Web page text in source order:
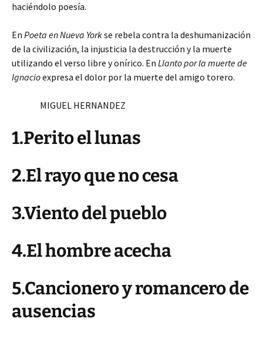
haciéndolo poesía.
En Poeta en Nueva Yorkse rebela contra la deshumanización
de la civilización, la injusticia la destrucción y la muerte
utilizando el verso libre y onírico. En Llanto por la muerte de
Ignacioexpresa el dolor por la muerte del amigo torero.
MIGUEL HERNANDEZ
1.Perito el lunas
2.El rayo que no cesa
3.Viento del pueblo
4.El hombre acecha
5.Cancionero y romancero de
ausencias